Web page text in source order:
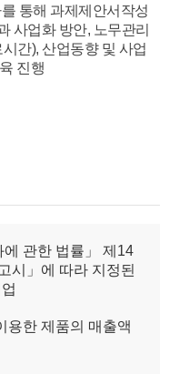
통해 과제제안서작성
사업화 방안, 노무관리
간), 산업동향 및 사업
진행
에 관한 법률」 제14
시」에 따라 지정된
용한 제품의 매출액